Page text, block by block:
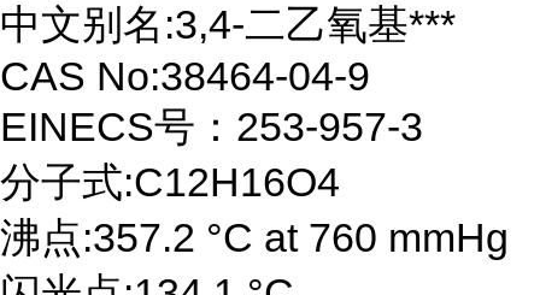
中文别名:3,4-二乙氧基***
CAS No:38464-04-9
EINECS号：253-957-3
分子式:C12H16O4
沸点:357.2 °C at 760 mmHg